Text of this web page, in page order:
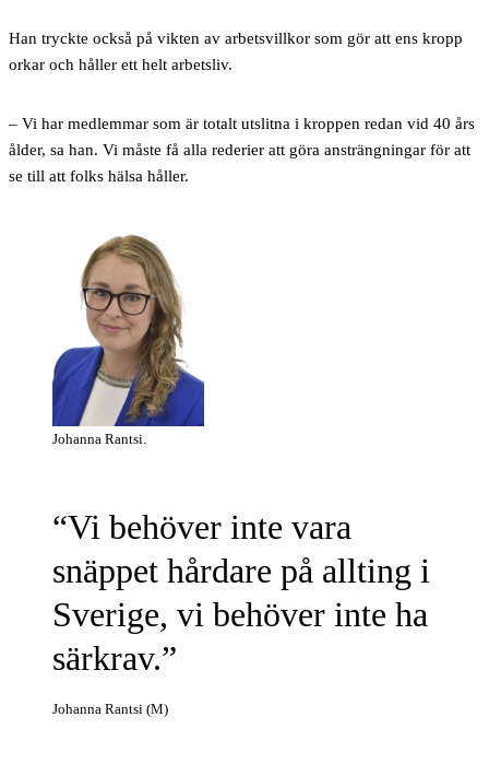
Han tryckte också på vikten av arbetsvillkor som gör att ens kropp
orkar och håller ett helt arbetsliv.
– Vi har medlemmar som är totalt utslitna i kroppen redan vid 40 års
ålder, sa han. Vi måste få alla rederier att göra ansträngningar för att
se till att folks hälsa håller.
Johanna Rantsi.
Vi behöver inte vara
snäppet hårdare på allting i
Sverige, vi behöver inte ha
särkrav.
Johanna Rantsi (M)